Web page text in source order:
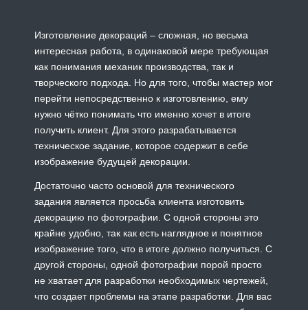
Изготовление декораций – сложная, но весьма
интересная работа, в одинаковой мере требующая
как понимания механик производства, так и
творческого подхода. Но для того, чтобы мастер мог
перейти непосредственно к изготовлению, ему
нужно чётко понимать что именно хочет в итоге
получить клиент. Для этого разрабатывается
техническое задание, которое содержит в себе
изображение будущей декорации.
Достаточно часто основой для технического
задания является просьба клиента изготовить
декорацию по фотографии. С одной стороны это
крайне удобно, так как есть наглядное и понятное
изображение того, что в итоге должно получиться. С
другой стороны, одной фотографии порой просто
не хватает для разработки необходимых чертежей,
что создает проблемы на этапе разработки. Для вас